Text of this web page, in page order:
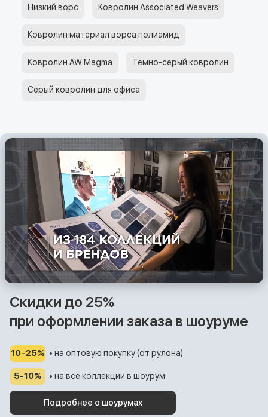
Низкий ворс Ковролин Associated Weavers
Ковролин материал ворса полиамид
Ковролин AW Magma Темно-серый ковролин
Серый ковролин для офиса
Скидки до 25%
при оформлении заказа в шоуруме
10-25% • на оптовую покупку (от рулона)
5-10% • на все коллекции в шоурум
Подробнее о шоурумах